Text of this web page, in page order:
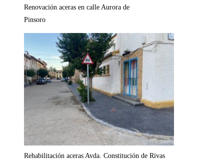
Renovación aceras en calle Aurora de
Pinsoro
Rehabilitación aceras Avda. Constitución de Rivas